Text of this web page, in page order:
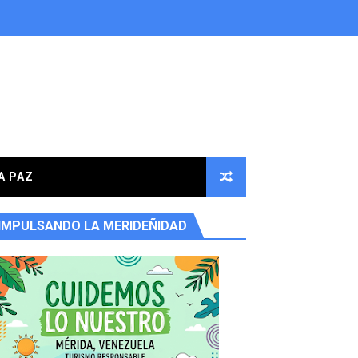
en la parroquia Osuna Rodríguez
PAZ
IMPULSANDO LA MERIDEÑIDAD